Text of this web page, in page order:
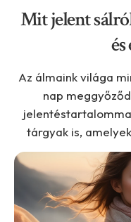
Mit jelent
Az álmaink világa
nap
tárgyak is,